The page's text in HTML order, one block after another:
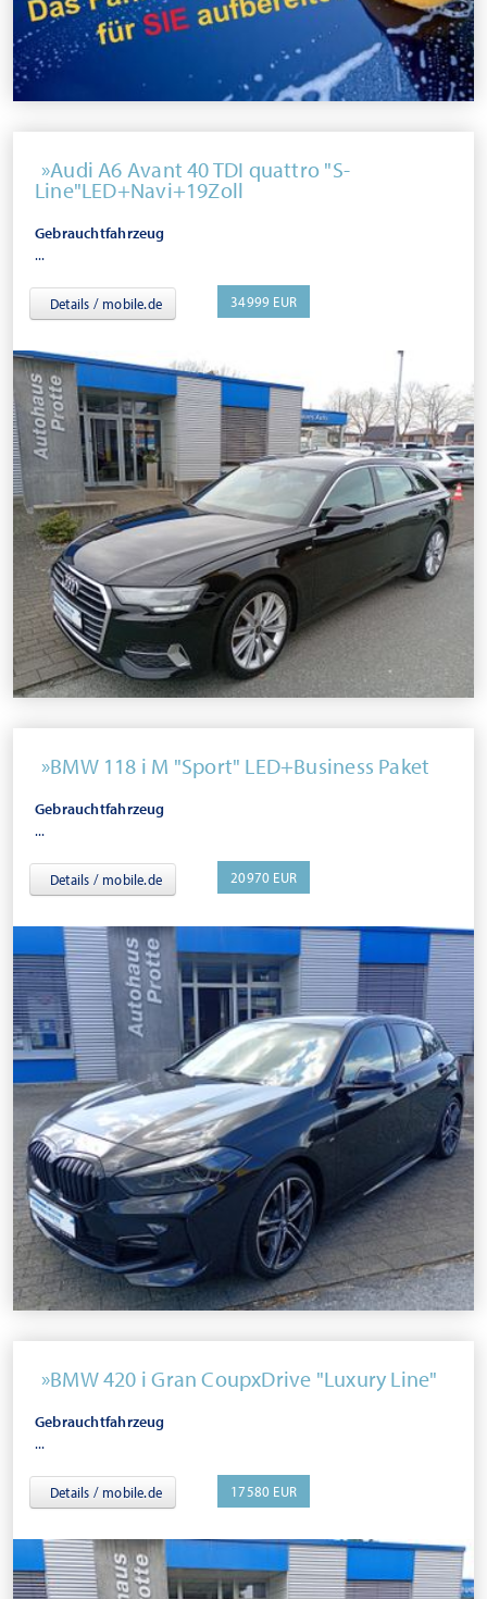
Audi A6 Avant 40 TDI quattro "S-
Line"LED+Navi+19Zoll
Gebrauchtfahrzeug
...
Details / mobile.de 34999 EUR
BMW 118 i M "Sport" LED+Business Paket
Gebrauchtfahrzeug
...
Details / mobile.de 20970 EUR
BMW 420 i Gran CoupxDrive "Luxury Line"
Gebrauchtfahrzeug
...
Details / mobile.de 17580 EUR